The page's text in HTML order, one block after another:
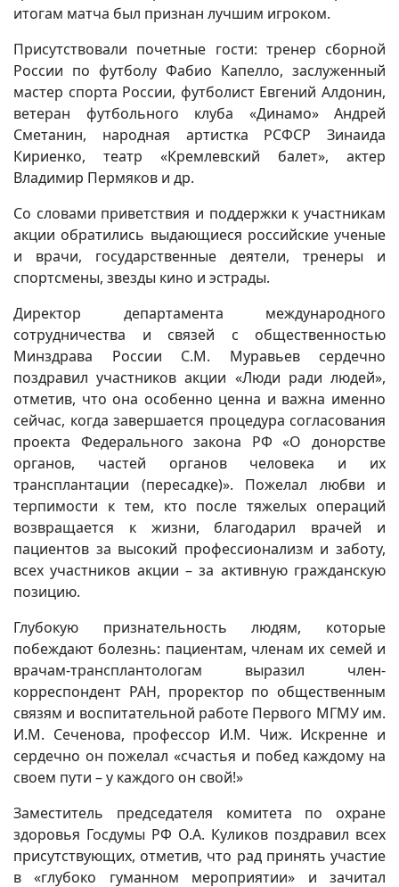
итогам матча был признан лучшим игроком.
Присутствовали почетные гости: тренер сборной
России по футболу Фабио Капелло, заслуженный
мастер спорта России, футболист Евгений Алдонин,
ветеран футбольного клуба «Динамо» Андрей
Сметанин, народная артистка РСФСР Зинаида
Кириенко, театр «Кремлевский балет», актер
Владимир Пермяков и др.
Со словами приветствия и поддержки к участникам
акции обратились выдающиеся российские ученые
и врачи, государственные деятели, тренеры и
спортсмены, звезды кино и эстрады.
Директор департамента международного
сотрудничества и связей с общественностью
Минздрава России С.М. Муравьев сердечно
поздравил участников акции «Люди ради людей»,
отметив, что она особенно ценна и важна именно
сейчас, когда завершается процедура согласования
проекта Федерального закона РФ «О донорстве
органов, частей органов человека и их
трансплантации (пересадке)». Пожелал любви и
терпимости к тем, кто после тяжелых операций
возвращается к жизни, благодарил врачей и
пациентов за высокий профессионализм и заботу,
всех участников акции – за активную гражданскую
позицию.
Глубокую признательность людям, которые
побеждают болезнь: пациентам, членам их семей и
врачам-трансплантологам выразил член-
корреспондент РАН, проректор по общественным
связям и воспитательной работе Первого МГМУ им.
И.М. Сеченова, профессор И.М. Чиж. Искренне и
сердечно он пожелал «счастья и побед каждому на
своем пути – у каждого он свой!»
Заместитель председателя комитета по охране
здоровья Госдумы РФ О.А. Куликов поздравил всех
присутствующих, отметив, что рад принять участие
в «глубоко гуманном мероприятии» и зачитал